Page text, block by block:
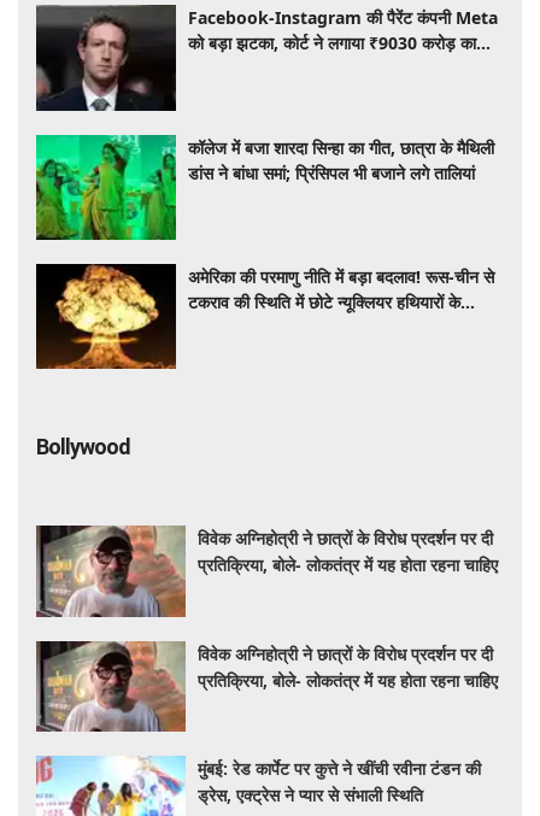
Facebook-Instagram की पैरेंट कंपनी Meta
को बड़ा झटका, कोर्ट ने लगाया ₹9030 करोड़ का
कॉलेज में बजा शारदा सिन्हा का गीत, छात्रा के मैथिली
डांस ने बांधा समां; प्रिंसिपल भी बजाने लगे तालियां
अमेरिका की परमाणु नीति में बड़ा बदलाव! रूस-चीन से
टकराव की स्थिति में छोटे न्यूक्लियर हथियारों के
Bollywood
विवेक अग्निहोत्री ने छात्रों के विरोध प्रदर्शन पर दी
प्रतिक्रिया, बोले- लोकतंत्र में यह होता रहना चाहिए
विवेक अग्निहोत्री ने छात्रों के विरोध प्रदर्शन पर दी
प्रतिक्रिया, बोले- लोकतंत्र में यह होता रहना चाहिए
मुंबई: रेड कार्पेट पर कुत्ते ने खींची रवीना टंडन की
ड्रेस, एक्ट्रेस ने प्यार से संभाली स्थिति